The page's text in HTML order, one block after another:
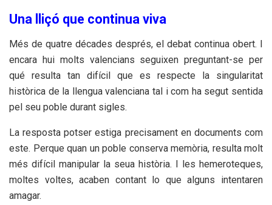
Una lliçó que continua viva
Més de quatre décades després, el debat continua obert. I
encara hui molts valencians seguixen preguntant-se per
qué resulta tan difícil que es respecte la singularitat
històrica de la llengua valenciana tal i com ha segut sentida
pel seu poble durant sigles.
La resposta potser estiga precisament en documents com
este. Perque quan un poble conserva memòria, resulta molt
més difícil manipular la seua història. I les hemeroteques,
moltes voltes, acaben contant lo que alguns intentaren
amagar.